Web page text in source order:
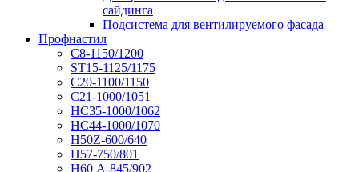
сайдинга
Подсистема для вентилируемого фасада
Профнастил
С8-1150/1200
ST15-1125/1175
С20-1100/1150
С21-1000/1051
НС35-1000/1062
НС44-1000/1070
Н50Z-600/640
Н57-750/801
Н60 А-845/902